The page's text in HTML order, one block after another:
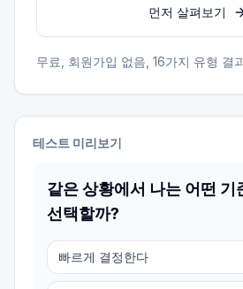
먼저 살펴보기
무료, 회원가입 없음, 16가지 유형 결
테스트 미리보기
같은 상황에서 나는 어떤 기
선택할까?
빠르게 결정한다